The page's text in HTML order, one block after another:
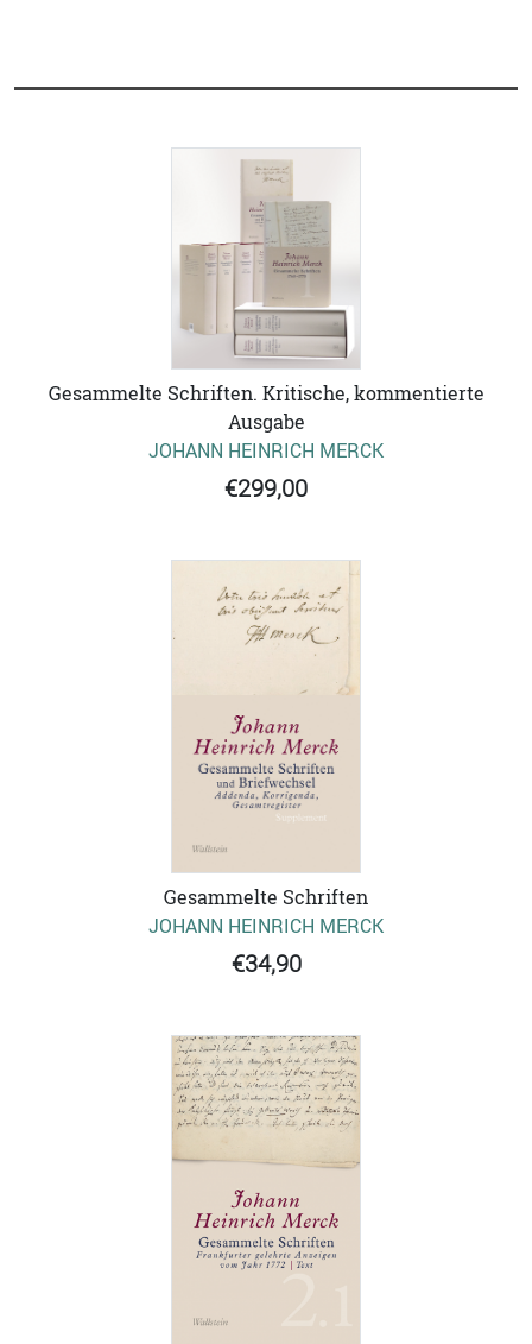
Gesammelte Schriften. Kritische, kommentierte
Ausgabe
JOHANN HEINRICH MERCK
€299,00
Gesammelte Schriften
JOHANN HEINRICH MERCK
€34,90